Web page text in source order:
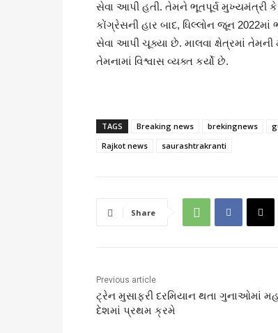
સેવા આપી હતી. તેમને ભૂતપૂર્વ મુખ્યમંત્રી
કોંગ્રેસની હાર બાદ, ધિલ્લોન જૂન
સેવા આપી ચૂક્યા છે. માલવા ક્ષેત્રમાં
તેમનામાં વિશ્વાસ વ્યક્ત કર્યો છે.
TAGS Breaking news brekingnews
Rajkot news
saurashtrakranti
Share
Previous article
ટ્રેન મુસાફરી દરમિયાન થતા ગુનાઓમાં
દેશમાં પ્રથમ ક્રમે